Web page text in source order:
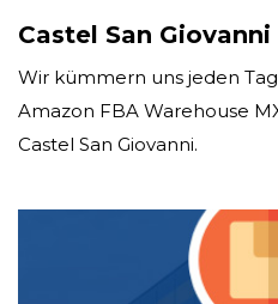
Castel San Giovanni
Wir kümmern uns jeden
Amazon FBA Warehouse
Castel San Giovanni.